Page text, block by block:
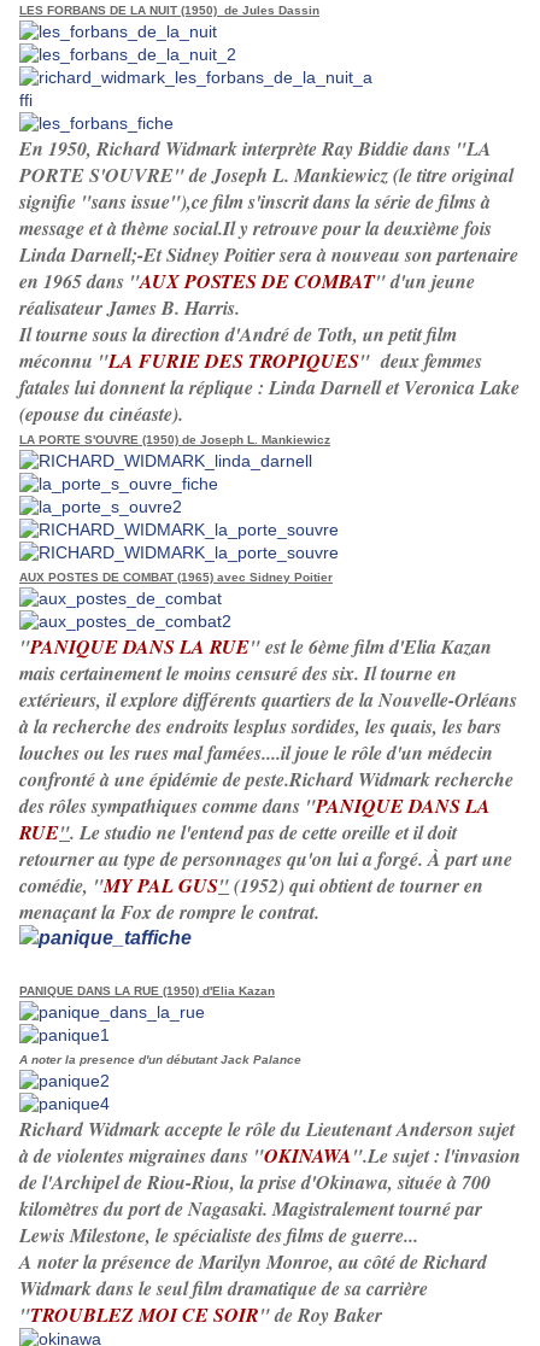
LES FORBANS DE LA NUIT (1950) de Jules Dassin
En 1950, Richard Widmark interprète Ray Biddie dans "LA
PORTE S'OUVRE" de Joseph L. Mankiewicz (le titre original
signifie "sans issue"),ce film s'inscrit dans la série de films à
message et à thème social.Il y retrouve pour la deuxième fois
Linda Darnell;-Et Sidney Poitier sera à nouveau son partenaire
en 1965 dans "AUX POSTES DE COMBAT" d'un jeune
réalisateur James B. Harris.
Il tourne sous la direction d'André de Toth, un petit film
méconnu "LA FURIE DES TROPIQUES" deux femmes
fatales lui donnent la réplique : Linda Darnell et Veronica Lake
(epouse du cinéaste).
LA PORTE S'OUVRE (1950) de Joseph L. Mankiewicz
AUX POSTES DE COMBAT (1965) avec Sidney Poitier
"PANIQUEDANS LA RUE" est le 6ème film d'Elia Kazan
mais certainement le moins censuré des six. Il tourne en
extérieurs, il explore différents quartiers de la Nouvelle-Orléans
à la recherche des endroits lesplus sordides, les quais, les bars
louches ou les rues mal famées....il joue le rôle d'un médecin
confronté à une épidémie de peste.Richard Widmarkrecherche
des rôles sympathiques comme dans "PANIQUE DANS LA
RUE". Le studio ne l'entend pas de cette oreille et il doit
retourner au type de personnages qu'on lui a forgé. À part une
comédie, "MY PAL GUS"(1952) qui obtient de tourner en
menaçant la Fox de rompre le contrat.
PANIQUE DANS LA RUE (1950) d'Elia Kazan
A noter la presence d'un débutant Jack Palance
Richard Widmark accepte le rôle du Lieutenant Anderson sujet
à de violentes migraines dans "OKINAWA".Le sujet : l'invasion
de l'Archipel de Riou-Riou, la prise d'Okinawa, située à 700
kilomètres du port de Nagasaki. Magistralement tourné par
Lewis Milestone, le spécialiste des films de guerre...
A noter la présence de Marilyn Monroe, au côté de Richard
Widmark dans le seul film dramatique de sa carrière
"TROUBLEZ MOI CE SOIR" de Roy Baker